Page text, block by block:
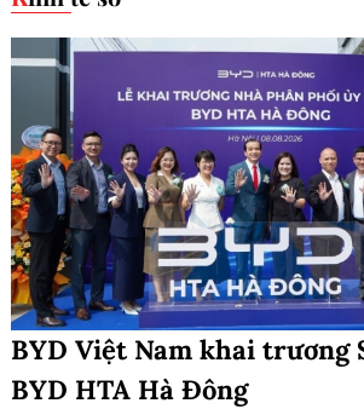
BYD Việt Nam khai trương
BYD HTA Hà Đông